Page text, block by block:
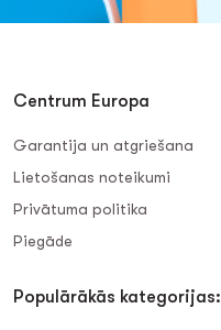
Centrum Europa
Garantija un atgriešana
Lietošanas noteikumi
Privātuma politika
Piegāde
Populārākās kategorijas: